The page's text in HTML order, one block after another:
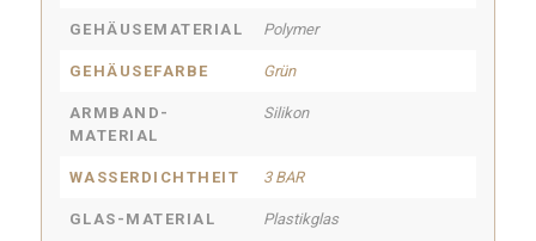
GEHÄUSEMATERIAL Polymer
GEHÄUSEFARBE Grün
ARMBAND-
MATERIAL
Silikon
WASSERDICHTHEIT 3 BAR
GLAS-MATERIAL Plastikglas